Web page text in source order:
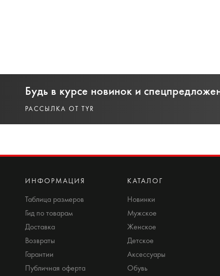
Будь в курсе новинок и
РАССЫЛКА ОТ TYR
ИНФОРМАЦИЯ
Таблица размеров
Гид по товарам
Доставка
Возвраты
Гарантии
Публичная оферта
КАТАЛОГ
Новинки
Мужское
Женское
Детское
Аксессуары
Обувь